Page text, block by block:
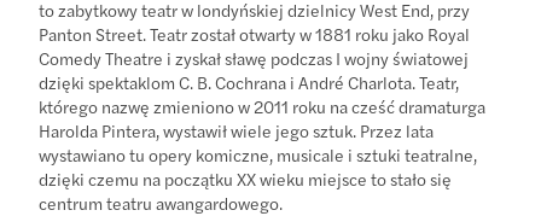
to zabytkowy teatr w londyńskiej dzielnicy West End, przy
Panton Street. Teatr został otwarty w 1881 roku jako Royal
Comedy Theatre i zyskał sławę podczas I wojny światowej
dzięki spektaklom C. B. Cochrana i André Charlota. Teatr,
którego nazwę zmieniono w 2011 roku na cześć dramaturga
Harolda Pintera, wystawił wiele jego sztuk. Przez lata
wystawiano tu opery komiczne, musicale i sztuki teatralne,
dzięki czemu na początku XX wieku miejsce to stało się
centrum teatru awangardowego.